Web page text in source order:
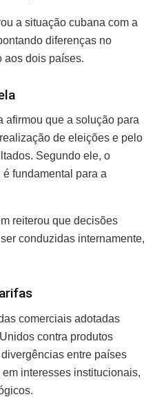
a situação cubana com a
diferenças no
aos dois países.
afirmou que a solução para
de eleições e pelo
Segundo ele, o
fundamental para a
reiterou que decisões
conduzidas internamente,
comerciais adotadas
contra produtos
entre países
interesses institucionais,